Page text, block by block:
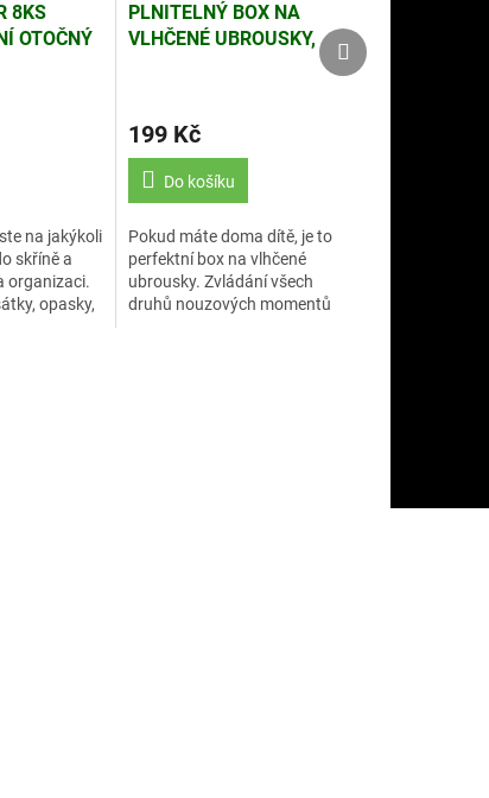
8KS
OTOČNÝ
na jakýkoli
skříně a
organizaci.
opasky,
PLNITELNÝ BOX NA
VLHČENÉ UBROUSKY,
JEDNORUČNÍ OVLÁDÁNÍ,
199 Kč
Do košíku
Pokud máte doma dítě, je to
perfektní box na vlhčené
ubrousky. Zvládání všech
druhů nouzových momentů
Další
produkt
Další
produkt